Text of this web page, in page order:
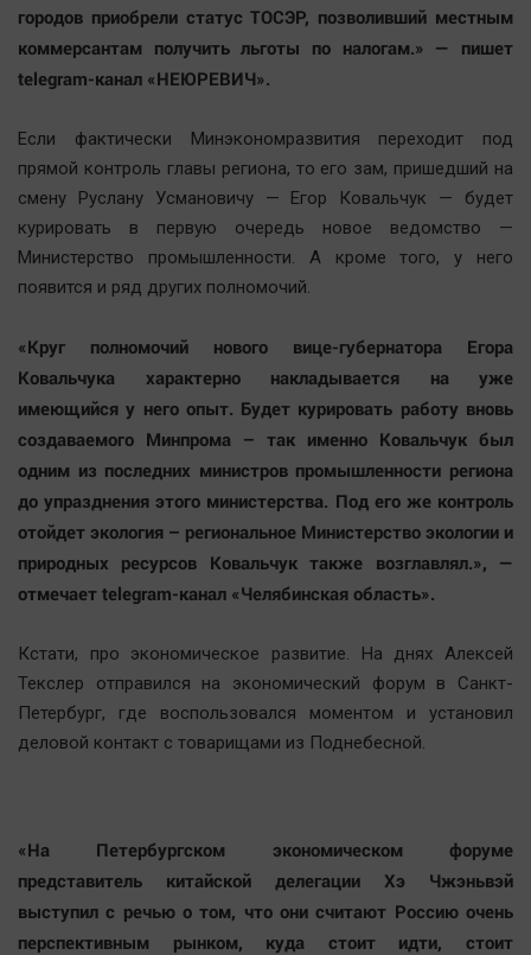
городов приобрели статус ТОСЭР, позволивший местным
коммерсантам получить льготы по налогам.» — пишет
telegram-канал «НЕЮРЕВИЧ».
Если фактически Минэкономразвития переходит под
прямой контроль главы региона, то его зам, пришедший на
смену Руслану Усмановичу — Егор Ковальчук — будет
курировать в первую очередь новое ведомство —
Министерство промышленности. А кроме того, у него
появится и ряд других полномочий.
«Круг полномочий нового вице-губернатора Егора
Ковальчука характерно накладывается на уже
имеющийся у него опыт. Будет курировать работу вновь
создаваемого Минпрома – так именно Ковальчук был
одним из последних министров промышленности региона
до упразднения этого министерства. Под его же контроль
отойдет экология – региональное Министерство экологии и
природных ресурсов Ковальчук также возглавлял.», —
отмечает telegram-канал «Челябинская область».
Кстати, про экономическое развитие. На днях Алексей
Текслер отправился на экономический форум в Санкт-
Петербург, где воспользовался моментом и установил
деловой контакт с товарищами из Поднебесной.
«На Петербургском экономическом форуме
представитель китайской делегации Хэ Чжэньвэй
выступил с речью о том, что они считают Россию очень
перспективным рынком, куда стоит идти, стоит